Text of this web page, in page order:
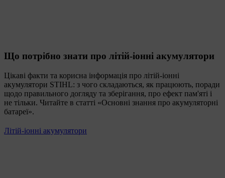
Що потрібно знати про літій-іонні акумулятори
Цікаві факти та корисна інформація про літій-іонні
акумулятори STIHL: з чого складаються, як працюють, поради
щодо правильного догляду та зберігання, про ефект пам'яті і
не тільки. Читайте в статті «Основні знання про акумуляторні
батареї».
Літій-іонні акумулятори